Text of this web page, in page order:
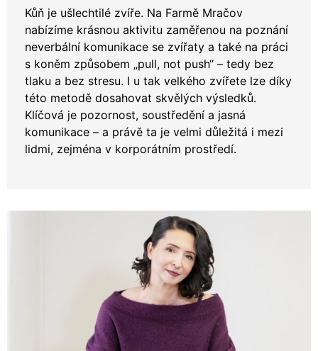
Kůň je ušlechtilé zvíře. Na Farmě Mračov
nabízíme krásnou aktivitu zaměřenou na poznání
neverbální komunikace se zvířaty a také na práci
s koněm způsobem „pull, not push“ – tedy bez
tlaku a bez stresu. I u tak velkého zvířete lze díky
této metodě dosahovat skvělých výsledků.
Klíčová je pozornost, soustředění a jasná
komunikace – a právě ta je velmi důležitá i mezi
lidmi, zejména v korporátním prostředí.